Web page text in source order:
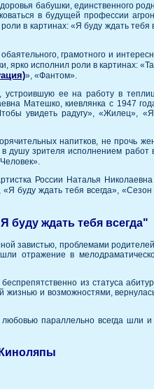
бабушки, единственного
в будущей профессии
в картинах: «Я буду ждать тебя
грамотного и
ярко исполнил роли в картинах:
», «Фантом».
ее на работу в
Матешко, киевлянка с 1947
увидеть радугу», «Жилец»,
напитков, не прочь
душу зрителя исполнением
России Наталья
буду ждать тебя всегда»,
буду ждать тебя всегда"
завистью, проблемами
отражение в
из статуса
жизнью и возможностями,
параллельно всегда шли
Киноляпы